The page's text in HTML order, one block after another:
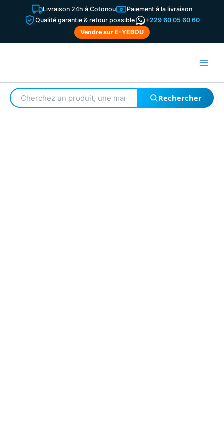
Livraison 24h à Cotonou
Paiement à la livraison
Qualité garantie & retour possible
+229 60 05 60 60
Vendre sur E-YEBOU
Rechercher
un
produit
Rechercher